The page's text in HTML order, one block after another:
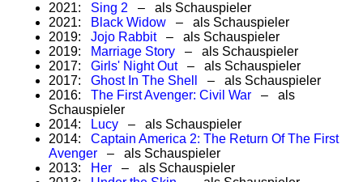
2021: Sing 2 – als Schauspieler
2021:
Black Widow – als Schauspieler
2019: Jojo Rabbit– als Schauspieler
2019:
Marriage Story – als Schauspieler
2017: Girls' Night Out– als Schauspieler
2017: Ghost In The Shell
– als Schauspieler
2016: The First Avenger: Civil War – als
Schauspieler
2014:
Lucy – als Schauspieler
2014: Captain America 2: The Return Of The First
Avenger – als Schauspieler
2013:
Her – als Schauspieler